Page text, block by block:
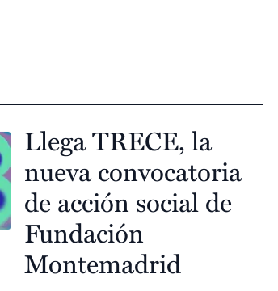
Llega TRECE, la
nueva convocatoria
de acción social de
Fundación
Montemadrid